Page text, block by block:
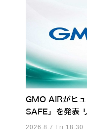
GMO AIRがヒ
SAFE」を発表
2026.8.7 Fri 18:30